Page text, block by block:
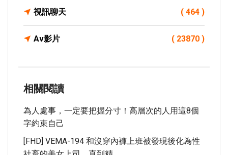
視訊聊天 ( 464 )
Av影片 ( 23870 )
相關閱讀
為人處事，一定要把握分寸！高層次的人用這8個
字約束自己
[FHD] VEMA-194 和沒穿內褲上班被發現後化為性